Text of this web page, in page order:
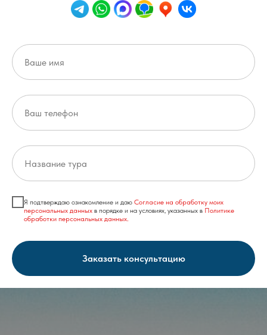
Я подтверждаю ознакомление и даю Согласие на обработку моих
персональных данных в порядке и на условиях, указанных в Политике
обработки персональных данных.
Заказать консультацию